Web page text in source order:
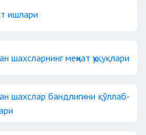
ишлари
шахсларнинг меҳнат ҳуқуқлари
шахслар бандлигини қўллаб-